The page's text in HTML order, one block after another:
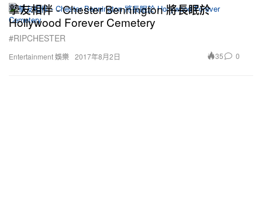
Entertainment 娛樂
摯友相伴 - Chester Bennington 將長眠於
Hollywood Forever Cemetery
#RIPCHESTER
2017年8月2日 35 0